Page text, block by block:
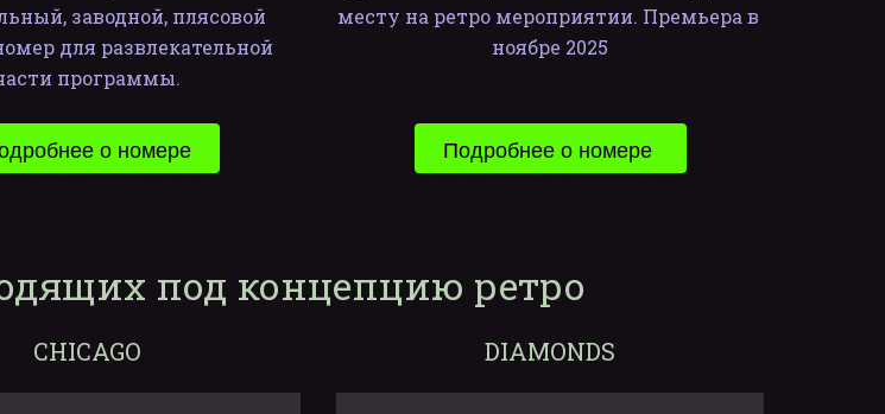
заводной, плясовой
для развлекательной
программы.
о номере
месту на ретро мероприятии. Премьера в
ноябре 2025
Подробнее о номере
под концепцию ретро
CHICAGO DIAMONDS